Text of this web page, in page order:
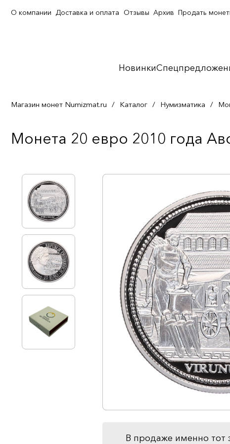
Новинки
О компании Доставка и оплата Отзывы Архив Продать
Магазин монет Numizmat.ru / Каталог / Нумизматика /
Монета 20 евро 2010 года
В продаже именно тот